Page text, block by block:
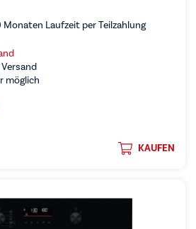
Monaten Laufzeit per Teilzahlung
Versand
möglich
KAUFEN